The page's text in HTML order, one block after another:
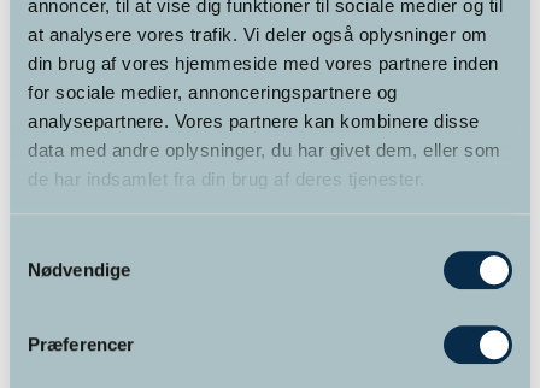
annoncer, til at vise dig funktioner til sociale medier og til
at analysere vores trafik. Vi deler også oplysninger om
din brug af vores hjemmeside med vores partnere inden
for sociale medier, annonceringspartnere og
analysepartnere. Vores partnere kan kombinere disse
data med andre oplysninger, du har givet dem, eller som
de har indsamlet fra din brug af deres tjenester.
Nødvendige
Præferencer
Varekategorier
Foredrag (2)
Kurser (12)
Kurser for alle